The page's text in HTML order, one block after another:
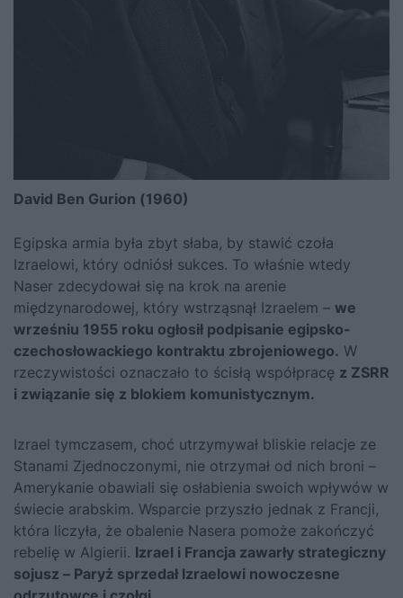
David Ben Gurion (1960)
Egipska armia była zbyt słaba, by stawić czoła
Izraelowi, który odniósł sukces. To właśnie wtedy
Naser zdecydował się na krok na arenie
międzynarodowej, który wstrząsnął Izraelem – we
wrześniu 1955 roku ogłosił podpisanie egipsko-
czechosłowackiego kontraktu zbrojeniowego. W
rzeczywistości oznaczało to ścisłą współpracę z ZSRR
i związanie się z blokiem komunistycznym.
Izrael tymczasem, choć utrzymywał bliskie relacje ze
Stanami Zjednoczonymi, nie otrzymał od nich broni –
Amerykanie obawiali się osłabienia swoich wpływów w
świecie arabskim. Wsparcie przyszło jednak z Francji,
która liczyła, że obalenie Nasera pomoże zakończyć
rebelię w Algierii. Izrael i Francja zawarły strategiczny
sojusz – Paryż sprzedał Izraelowi nowoczesne